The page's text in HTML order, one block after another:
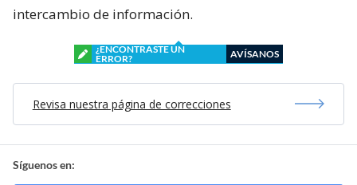
intercambio de información.
¿ENCONTRASTE UN
ERROR?
AVÍSANOS
Revisa nuestra página de correcciones
Síguenos en: